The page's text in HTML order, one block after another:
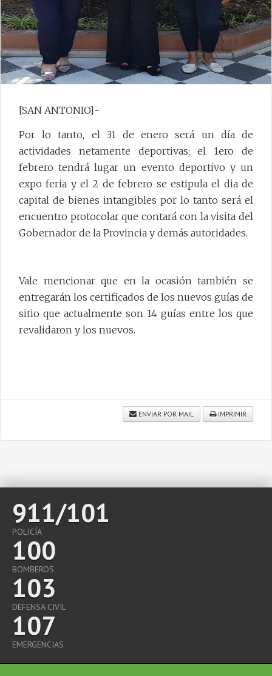
[SAN ANTONIO]-
Por lo tanto, el 31 de enero será un día de
actividades netamente deportivas; el 1ero de
febrero tendrá lugar un evento deportivo y un
expo feria y el 2 de febrero se estipula el dia de
capital de bienes intangibles por lo tanto será el
encuentro protocolar que contará con la visita del
Gobernador de la Provincia y demás autoridades.
Vale mencionar que en la ocasión también se
entregarán los certificados de los nuevos guías de
sitio que actualmente son 14 guías entre los que
revalidaron y los nuevos.
ENVIAR POR MAIL IMPRIMIR
911/101
POLICÍA
100
BOMBEROS
103
DEFENSA CIVIL
107
EMERGENCIAS